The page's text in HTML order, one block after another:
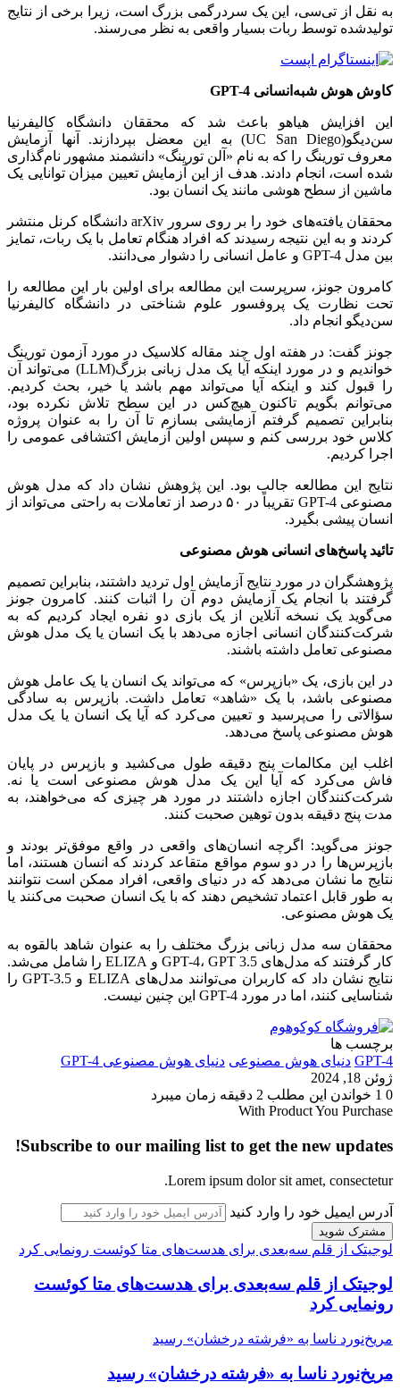
به نقل از تی‌سی، این یک سردرگمی بزرگ است، زیرا برخی از نتایج
تولیدشده توسط ربات بسیار واقعی به نظر می‌رسند.
کاوش هوش شبه‌انسانی GPT-4
این افزایش هیاهو باعث شد که محققان دانشگاه کالیفرنیا
سن‌دیگو(UC San Diego) به این معضل بپردازند. آنها آزمایش
معروف تورینگ را که به نام «آلن تورینگ» دانشمند مشهور نام‌گذاری
شده است، انجام دادند. هدف از این آزمایش تعیین میزان توانایی یک
ماشین از سطح هوشی مانند یک انسان بود.
محققان یافته‌های خود را بر روی سرور arXiv دانشگاه کرنل منتشر
کردند و به این نتیجه رسیدند که افراد هنگام تعامل با یک ربات، تمایز
بین مدل GPT-4 و عامل انسانی را دشوار می‌دانند.
کامرون جونز، سرپرست این مطالعه برای اولین بار این مطالعه را
تحت نظارت یک پروفسور علوم شناختی در دانشگاه کالیفرنیا
سن‌دیگو انجام داد.
جونز گفت: در هفته اول چند مقاله کلاسیک در مورد آزمون تورینگ
خواندیم و در مورد اینکه آیا یک مدل زبانی بزرگ(LLM) می‌تواند آن
را قبول کند و اینکه آیا می‌تواند مهم باشد یا خیر، بحث کردیم.
می‌توانم بگویم تاکنون هیچ‌کس در این سطح تلاش نکرده بود،
بنابراین تصمیم گرفتم آزمایشی بسازم تا آن را به عنوان پروژه
کلاس خود بررسی کنم و سپس اولین آزمایش اکتشافی عمومی را
اجرا کردیم.
نتایج این مطالعه جالب بود. این پژوهش نشان داد که مدل هوش
مصنوعی GPT-4 تقریباً در ۵۰ درصد از تعاملات به راحتی می‌تواند از
انسان پیشی بگیرد.
تائید پاسخ‌های انسانی هوش مصنوعی
پژوهشگران در مورد نتایج آزمایش اول تردید داشتند، بنابراین تصمیم
گرفتند با انجام یک آزمایش دوم آن را اثبات کنند. کامرون جونز
می‌گوید یک نسخه آنلاین از یک بازی دو نفره ایجاد کردیم که به
شرکت‌کنندگان انسانی اجازه می‌دهد با یک انسان یا یک مدل هوش
مصنوعی تعامل داشته باشند.
در این بازی، یک «بازپرس» که می‌تواند یک انسان یا یک عامل هوش
مصنوعی باشد، با یک «شاهد» تعامل داشت. بازپرس به سادگی
سؤالاتی را می‌پرسید و تعیین می‌کرد که آیا یک انسان یا یک مدل
هوش مصنوعی پاسخ می‌دهد.
اغلب این مکالمات پنج دقیقه طول می‌کشید و بازپرس در پایان
فاش می‌کرد که آیا این یک مدل هوش مصنوعی است یا نه.
شرکت‌کنندگان اجازه داشتند در مورد هر چیزی که می‌خواهند، به
مدت پنج دقیقه بدون توهین صحبت کنند.
جونز می‌گوید: اگرچه انسان‌های واقعی در واقع موفق‌تر بودند و
بازپرس‌ها را در دو سوم مواقع متقاعد کردند که انسان هستند، اما
نتایج ما نشان می‌دهد که در دنیای واقعی، افراد ممکن است نتوانند
به طور قابل اعتماد تشخیص دهند که با یک انسان صحبت می‌کنند یا
یک هوش مصنوعی.
محققان سه مدل زبانی بزرگ مختلف را به عنوان شاهد بالقوه به
کار گرفتند که مدل‌های GPT-4، GPT 3.5 و ELIZA را شامل می‌شد.
نتایج نشان داد که کاربران می‌توانند مدل‌های ELIZA و GPT-3.5 را
شناسایی کنند، اما در مورد GPT-4 این چنین نیست.
برچسب ها
GPT-4 دنیای هوش مصنوعی دنیای هوش مصنوعی GPT-4
ژوئن 18, 2024
0
خواندن این مطلب 2 دقیقه زمان میبرد
With Product You Purchase
Subscribe to our mailing list to get the new updates!
Lorem ipsum dolor sit amet, consectetur.
آدرس ایمیل خود را وارد کنید
لوجیتک از قلم سه‌بعدی برای هدست‌های متا کوئست رونمایی کرد
لوجیتک از قلم سه‌بعدی برای هدست‌های متا کوئست
رونمایی کرد
مریخ‌نورد ناسا به «فرشته درخشان» رسید
مریخ‌نورد ناسا به «فرشته درخشان» رسید